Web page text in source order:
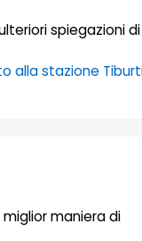
spiegazioni
alla stazione
maniera di